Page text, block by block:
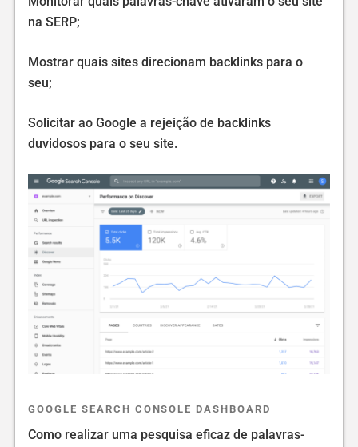
na SERP;
Mostrar quais sites direcionam backlinks para o
seu;
Solicitar ao Google a rejeição de backlinks
duvidosos para o seu site.
GOOGLE SEARCH CONSOLE DASHBOARD
Como realizar uma pesquisa eficaz de palavras-